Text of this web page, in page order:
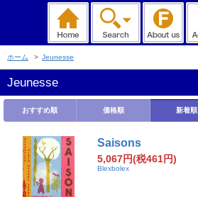
ホーム > Jeunesse
Jeunesse
おすすめ順 価格順 新着順
Saisons
5,067円(税461円)
Blexbolex